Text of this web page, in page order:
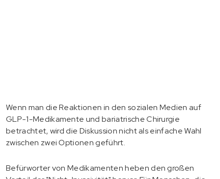
Wenn man die Reaktionen in den sozialen Medien auf
GLP-1-Medikamente und bariatrische Chirurgie
betrachtet, wird die Diskussion nicht als einfache Wahl
zwischen zwei Optionen geführt.
Befürworter von Medikamenten heben den großen